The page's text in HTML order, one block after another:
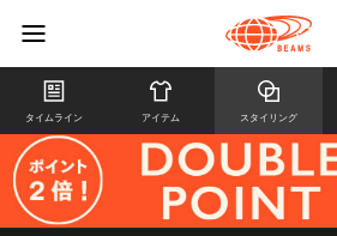
タイムライン アイテム スタイリング